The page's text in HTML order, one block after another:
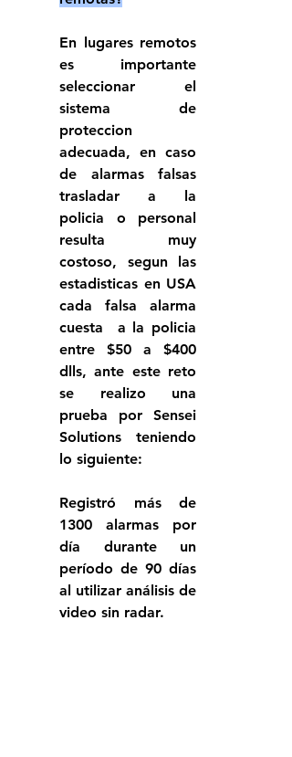
En lugares remotos
es importante
seleccionar el
sistema de
proteccion
adecuada, en caso
de alarmas falsas
trasladar a la
policia o personal
resulta muy
costoso, segun las
estadisticas en USA
cada falsa alarma
cuesta  a la policia
entre $50 a $400
dlls, ante este reto
se realizo una
prueba por Sensei
Solutions teniendo
lo siguiente:
Registró más de
1300 alarmas por
día durante un
período de 90 días
al utilizar análisis de
video sin radar.